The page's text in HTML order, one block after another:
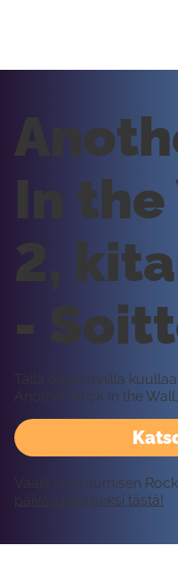
In
2,
-
Tällä oppitunnilla
Another Brick In the
Vaatii kirjautumisen
päivää ilmaiseksi tästä!